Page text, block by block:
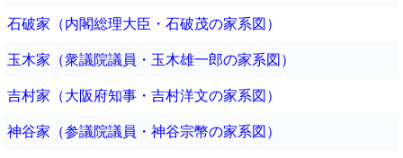
石破家（内閣総理大臣・石破茂の家系図）
玉木家（衆議院議員・玉木雄一郎の家系図）
吉村家（大阪府知事・吉村洋文の家系図）
神谷家（参議院議員・神谷宗幣の家系図）